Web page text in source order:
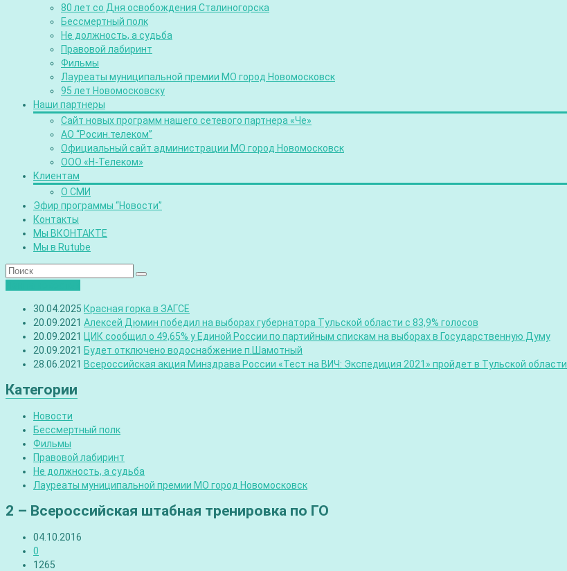
80 лет со Дня освобождения Сталиногорска
Бессмертный полк
Не должность, а судьба
Правовой лабиринт
Фильмы
Лауреаты муниципальной премии МО город Новомосковск
95 лет Новомосковску
Наши партнеры
Сайт новых программ нашего сетевого партнера «Че»
АО “Росин.телеком”
Официальный сайт администрации МО город Новомосковск
ООО «Н-Телеком»
Клиентам
О СМИ
Эфир программы “Новости”
Контакты
Мы ВКОНТАКТЕ
Мы в Rutube
30.04.2025 Красная горка в ЗАГСЕ
20.09.2021 Алексей Дюмин победил на выборах губернатора Тульской области с 83,9% голосов
20.09.2021 ЦИК сообщил о 49,65% у Единой России по партийным спискам на выборах в Государственную Думу
20.09.2021 Будет отключено водоснабжение п.Шамотный
28.06.2021 Всероссийская акция Минздрава России «Тест на ВИЧ: Экспедиция 2021» пройдет в Тульской области
Категории
Новости
Бессмертный полк
Фильмы
Правовой лабиринт
Не должность, а судьба
Лауреаты муниципальной премии МО город Новомосковск
2 – Всероссийская штабная тренировка по ГО
04.10.2016
0
1265